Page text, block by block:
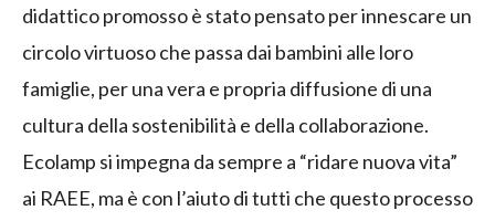
didattico promosso è stato pensato per innescare un
circolo virtuoso che passa dai bambini alle loro
famiglie, per una vera e propria diffusione di una
cultura della sostenibilità e della collaborazione.
Ecolamp si impegna da sempre a “ridare nuova vita”
ai RAEE, ma è con l’aiuto di tutti che questo processo